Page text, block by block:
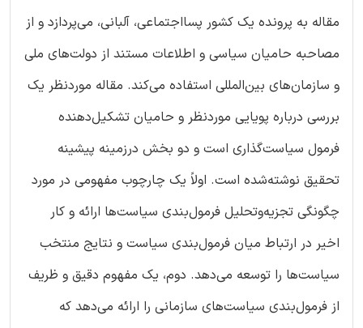
مقاله به پرونده یک کشور پسااجتماعی، آلبانی، می‌پردازد و از
مصاحبه حامیان سیاسی و اطلاعات مستند از دولت‌های ملی
و سازمان‌های بین‌المللی استفاده می‌کند. مقاله موردنظر یک
بررسی درباره پویایی موردنظر و حامیان تشکیل‌دهنده
فرمول سیاست‌گذاری است و دو بخش درزمینه پیشینه
تحقیق نوشته‌شده است. اولاً یک چارچوب مفهومی در مورد
چگونگی تجزیه‌وتحلیل فرمول‌بندی سیاست‌ها ارائه و کار
اخیر در ارتباط میان فرمول‌بندی سیاست و نتایج منتخب
سیاست‌ها را توسعه می‌دهد. دوم، یک مفهوم دقیق و ظریف
از فرمول‌بندی سیاست‌های سازمانی را ارائه می‌دهد که